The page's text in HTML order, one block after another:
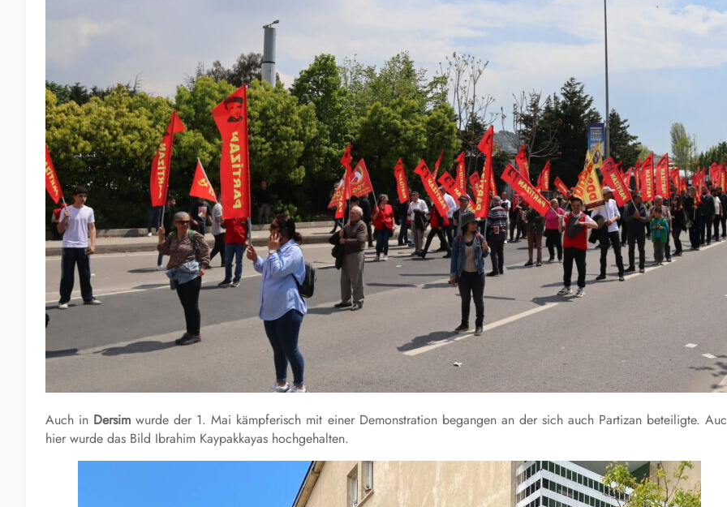
Auch in Dersimwurde der 1. Mai kämpferisch mit einer Demonstration begangen an der sich auch Partizan beteiligte.
hier wurde das Bild Ibrahim Kaypakkayas hochgehalten.